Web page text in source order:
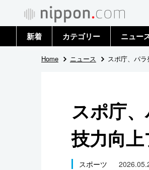
新着 カテゴリー
政治・外交
国際
社会
文化
ニュー
トップ
Home ニュース スポ庁、パ
スポ庁
技力向
スポーツ